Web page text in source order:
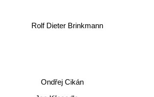
Ondřej Cikán
Rolf Dieter Brinkmann